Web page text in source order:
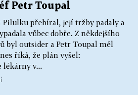
Petr Toupal
Pilulku přebíral, její tržby padaly a
vůbec dobře. Z někdejšího
byl outsider a Petr Toupal měl
říká, že plán vyšel:
v...